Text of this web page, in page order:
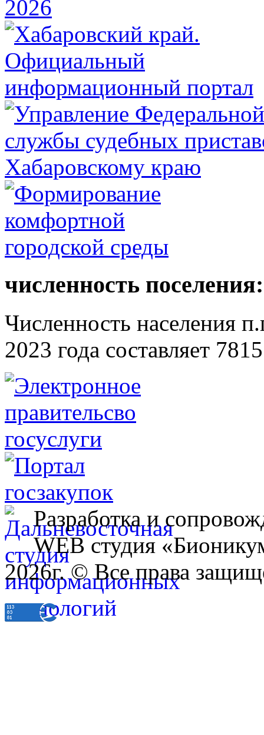
численность поселения:
Численность населения
2023 года составляет
Разработка и
WEB студия
2026г. © Все права